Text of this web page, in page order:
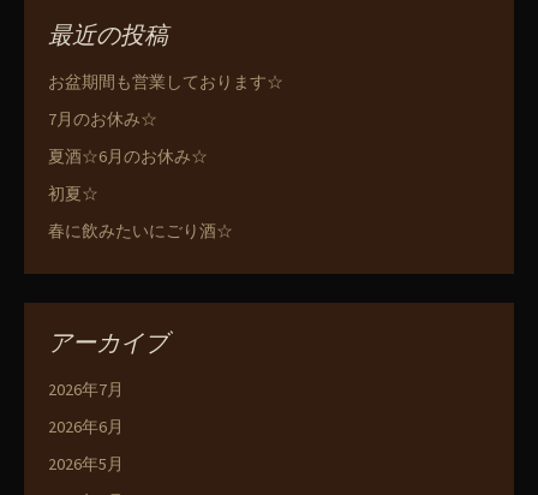
最近の投稿
お盆期間も営業しております☆
7月のお休み☆
夏酒☆6月のお休み☆
初夏☆
春に飲みたいにごり酒☆
アーカイブ
2026年7月
2026年6月
2026年5月